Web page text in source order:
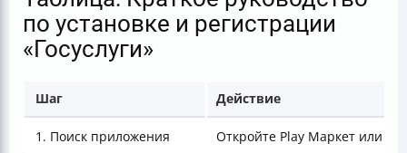
по установке и регистрации
«Госуслуги»
Шаг Действие
1. Поиск приложения Откройте Play Маркет или